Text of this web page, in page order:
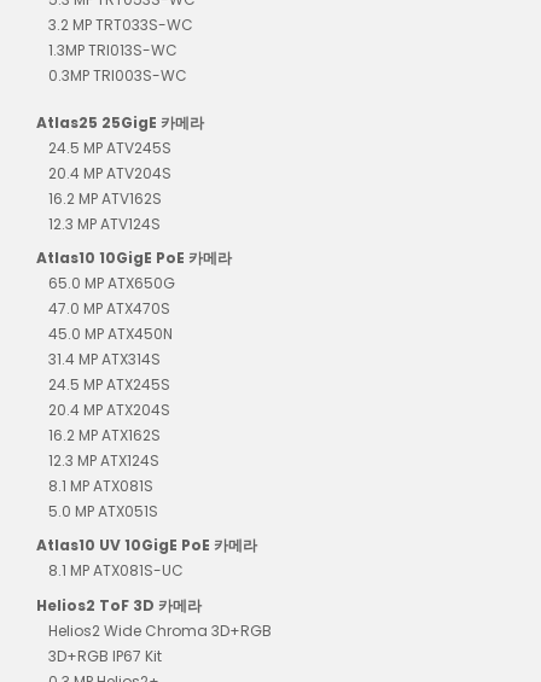
3.2 MP TRT033S-WC
1.3MP TRI013S-WC
0.3MP TRI003S-WC
Atlas25 25GigE 카메라
24.5 MP ATV245S
20.4 MP ATV204S
16.2 MP ATV162S
12.3 MP ATV124S
Atlas10 10GigE PoE 카메라
65.0 MP ATX650G
47.0 MP ATX470S
45.0 MP ATX450N
31.4 MP ATX314S
24.5 MP ATX245S
20.4 MP ATX204S
16.2 MP ATX162S
12.3 MP ATX124S
8.1 MP ATX081S
5.0 MP ATX051S
Atlas10 UV 10GigE PoE 카메라
8.1 MP ATX081S-UC
Helios2 ToF 3D 카메라
Helios2 Wide Chroma 3D+RGB
3D+RGB IP67 Kit